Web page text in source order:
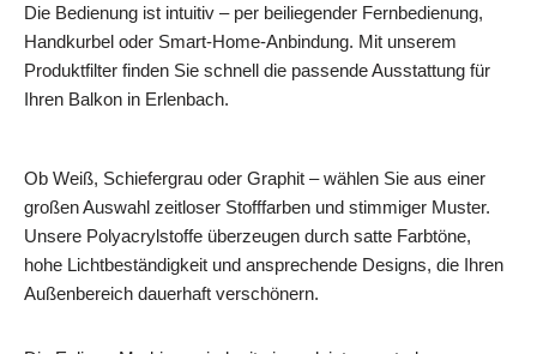
Die Bedienung ist intuitiv – per beiliegender Fernbedienung,
Handkurbel oder Smart‑Home‑Anbindung. Mit unserem
Produktfilter finden Sie schnell die passende Ausstattung für
Ihren Balkon in Erlenbach.
Ob Weiß, Schiefergrau oder Graphit – wählen Sie aus einer
großen Auswahl zeitloser Stofffarben und stimmiger Muster.
Unsere Polyacrylstoffe überzeugen durch satte Farbtöne,
hohe Lichtbeständigkeit und ansprechende Designs, die Ihren
Außenbereich dauerhaft verschönern.